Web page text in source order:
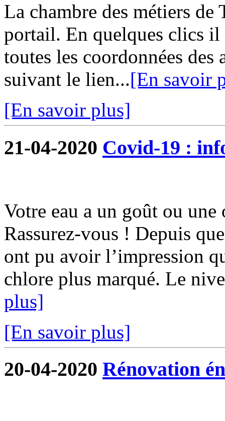
La chambre des métiers de
portail. En quelques clics il
toutes les coordonnées des
suivant le lien...[En savoir
[En savoir plus]
21-04-2020 Covid-19 :
Votre eau a un goût ou
Rassurez-vous ! Depuis
ont pu avoir l’impression
chlore plus marqué. Le
plus]
[En savoir plus]
20-04-2020 Rénovation